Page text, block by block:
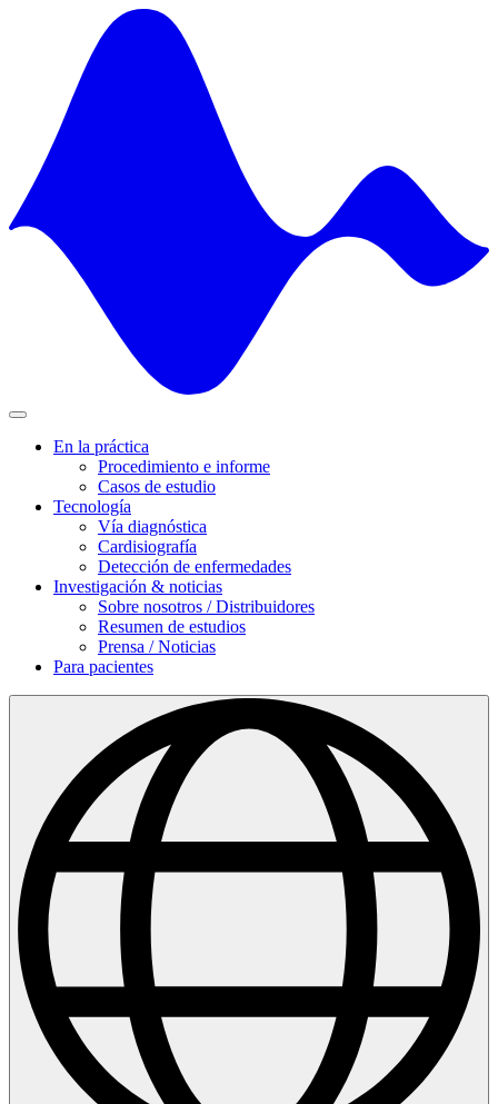
En la práctica
Procedimiento e informe
Casos de estudio
Tecnología
Vía diagnóstica
Cardisiografía
Detección de enfermedades
Investigación & noticias
Sobre nosotros / Distribuidores
Resumen de estudios
Prensa / Noticias
Para pacientes